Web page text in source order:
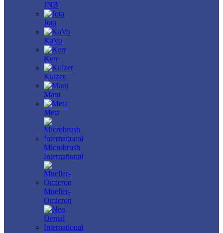
JNB
Jota
KaVo
Kerr
Kulzer
Mani
Meta
Microbrush
International
Mueller-
Omicron